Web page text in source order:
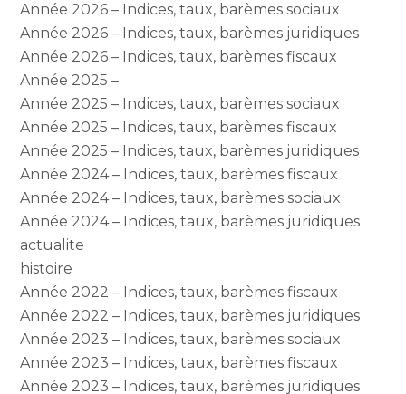
Année 2026 – Indices, taux, barèmes sociaux
Année 2026 – Indices, taux, barèmes juridiques
Année 2026 – Indices, taux, barèmes fiscaux
Année 2025 –
Année 2025 – Indices, taux, barèmes sociaux
Année 2025 – Indices, taux, barèmes fiscaux
Année 2025 – Indices, taux, barèmes juridiques
Année 2024 – Indices, taux, barèmes fiscaux
Année 2024 – Indices, taux, barèmes sociaux
Année 2024 – Indices, taux, barèmes juridiques
actualite
histoire
Année 2022 – Indices, taux, barèmes fiscaux
Année 2022 – Indices, taux, barèmes juridiques
Année 2023 – Indices, taux, barèmes sociaux
Année 2023 – Indices, taux, barèmes fiscaux
Année 2023 – Indices, taux, barèmes juridiques